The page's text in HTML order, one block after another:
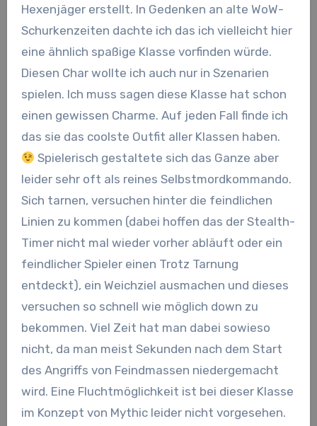
Hexenjäger erstellt. In Gedenken an alte WoW-
Schurkenzeiten dachte ich das ich vielleicht hier
eine ähnlich spaßige Klasse vorfinden würde.
Diesen Char wollte ich auch nur in Szenarien
spielen. Ich muss sagen diese Klasse hat schon
einen gewissen Charme. Auf jeden Fall finde ich
das sie das coolste Outfit aller Klassen haben.
Spielerisch gestaltete sich das Ganze aber
leider sehr oft als reines Selbstmordkommando.
Sich tarnen, versuchen hinter die feindlichen
Linien zu kommen (dabei hoffen das der Stealth-
Timer nicht mal wieder vorher abläuft oder ein
feindlicher Spieler einen Trotz Tarnung
entdeckt), ein Weichziel ausmachen und dieses
versuchen so schnell wie möglich down zu
bekommen. Viel Zeit hat man dabei sowieso
nicht, da man meist Sekunden nach dem Start
des Angriffs von Feindmassen niedergemacht
wird. Eine Fluchtmöglichkeit ist bei dieser Klasse
im Konzept von Mythic leider nicht vorgesehen.